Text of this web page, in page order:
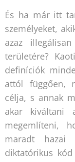
És ha már itt
személyeket,
azaz
területére?
definíciók
attól függően,
célja, s annak
akar kiváltani
megemlíteni,
maradt hazai
diktatórikus